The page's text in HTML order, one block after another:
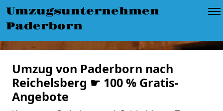
Umzugsunternehmen
Paderborn
Umzug von Paderborn nach
Reichelsberg ☛ 100 % Gratis-
Angebote